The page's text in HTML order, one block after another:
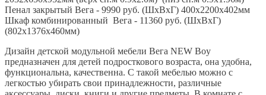
Пенал закрытый Вега - 9990 руб. (ШхВхГ) 400х2200х402мм
Шкаф комбинированный Вега - 11360 руб. (ШхВхГ)
(802х1376х460мм)
Дизайн детской модульной мебели Вега NEW Boy
предназначен для детей подросткового возраста, она удобна,
функциональна, качественна. С такой мебелью можно с
легкостью убирать свои принадлежности, различные